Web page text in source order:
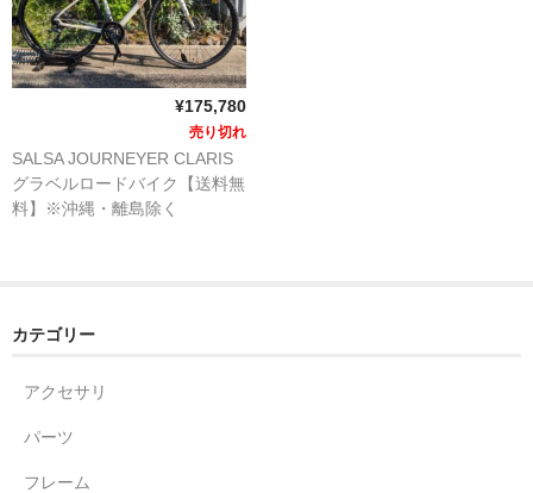
WINSPACE ウィンスペース
YOELEO ヨーレオ
HOME
¥175,780
売り切れ
SALSA JOURNEYER CLARIS
グラベルロードバイク【送料無
料】※沖縄・離島除く
カテゴリー
アクセサリ
パーツ
フレーム